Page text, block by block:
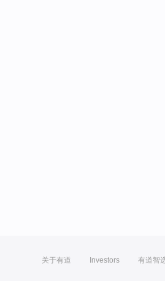
关于有道 Investors 有道智